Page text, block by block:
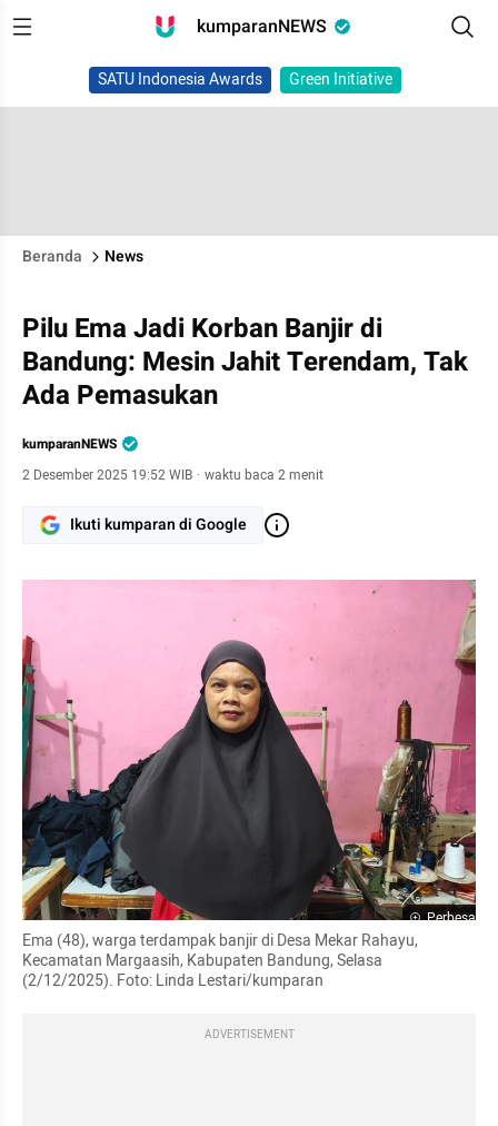
kumparanNEWS
SATU Indonesia Awards Green Initiative
Beranda News
Pilu Ema Jadi Korban Banjir di
Bandung: Mesin Jahit Terendam, Tak
Ada Pemasukan
kumparanNEWS
2 Desember 2025 19:52 WIB · waktu baca 2 menit
Ikuti kumparan di Google
Perbesar
Ema (48), warga terdampak banjir di Desa Mekar Rahayu,
Kecamatan Margaasih, Kabupaten Bandung, Selasa
(2/12/2025). Foto: Linda Lestari/kumparan
ADVERTISEMENT